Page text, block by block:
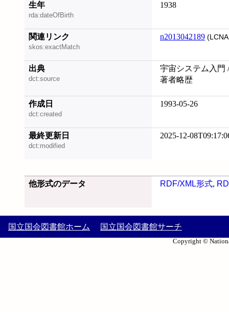
生年
rda:dateOfBirth
1938
関連リンク
skos:exactMatch
n2013042189
出典
dct:source
宇宙システム入門
著者略歴
作成日
dct:created
1993-05-26
最終更新日
dct:modified
2025-12-
他形式のデータ RDF/XML形式,
国立国会図書館ホーム 国立国会図書館サーチ
Copyright ©